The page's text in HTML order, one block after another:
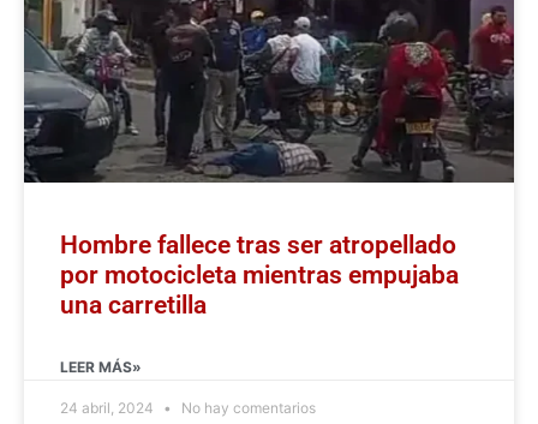
Hombre fallece tras ser atropellado
por motocicleta mientras empujaba
una carretilla
LEER MÁS»
24 abril, 2024 No hay comentarios